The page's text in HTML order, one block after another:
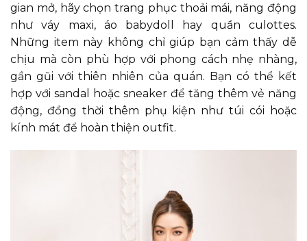
gian mở, hãy chọn trang phục thoải mái, năng động
như váy maxi, áo babydoll hay quần culottes.
Những item này không chỉ giúp bạn cảm thấy dễ
chịu mà còn phù hợp với phong cách nhẹ nhàng,
gần gũi với thiên nhiên của quán. Bạn có thể kết
hợp với sandal hoặc sneaker để tăng thêm vẻ năng
động, đồng thời thêm phụ kiện như túi cói hoặc
kính mát để hoàn thiện outfit.